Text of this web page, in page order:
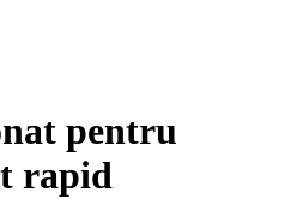
pentru
rapid